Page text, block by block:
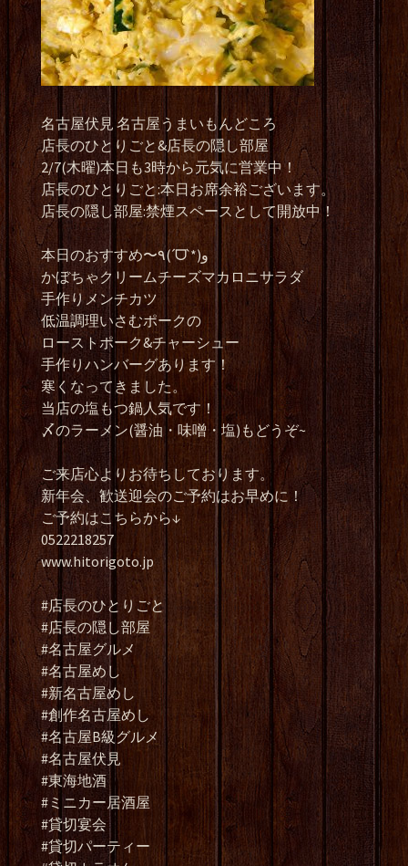
名古屋伏見 名古屋うまいもんどころ
店長のひとりごと&店長の隠し部屋
2/7(木曜)本日も3時から元気に営業中！
店長のひとりごと:本日お席余裕ございます。
店長の隠し部屋:禁煙スペースとして開放中！
本日のおすすめ〜٩(ˊᗜˋ*)و
かぼちゃクリームチーズマカロニサラダ
手作りメンチカツ
低温調理いさむポークの
ローストポーク&チャーシュー
手作りハンバーグあります！
寒くなってきました。
当店の塩もつ鍋人気です！
〆のラーメン(醤油・味噌・塩)もどうぞ~
ご来店心よりお待ちしております。
新年会、歓送迎会のご予約はお早めに！
ご予約はこちらから↓
0522218257
www.hitorigoto.jp
#店長のひとりごと
#店長の隠し部屋
#名古屋グルメ
#名古屋めし
#新名古屋めし
#創作名古屋めし
#名古屋B級グルメ
#名古屋伏見
#東海地酒
#ミニカー居酒屋
#貸切宴会
#貸切パーティー